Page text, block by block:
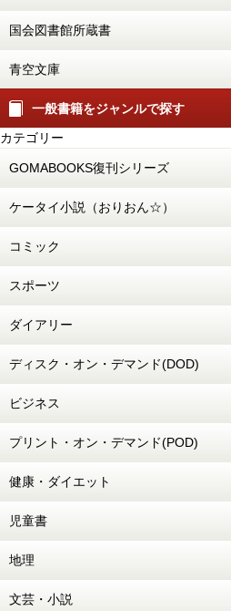
国会図書館所蔵書
青空文庫
一般書籍をジャンルで探す
カテゴリー
GOMABOOKS復刊シリーズ
ケータイ小説（おりおん☆）
コミック
スポーツ
ダイアリー
ディスク・オン・デマンド(DOD)
ビジネス
プリント・オン・デマンド(POD)
健康・ダイエット
児童書
地理
文芸・小説